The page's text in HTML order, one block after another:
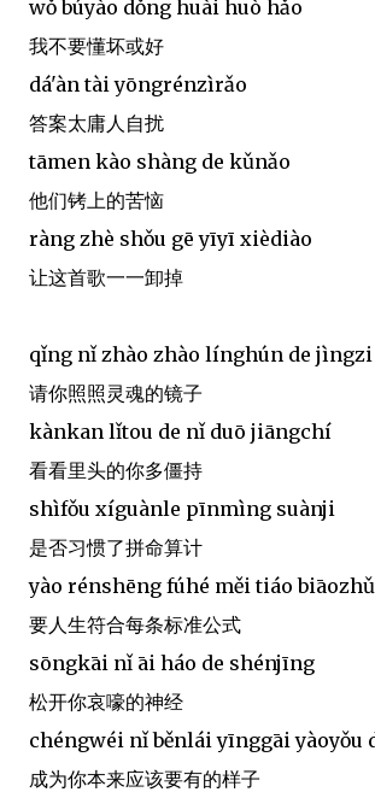
wǒ búyào dǒng huài huò hǎo
我不要懂坏或好
dá'àn tài yōngrénzìrǎo
答案太庸人自扰
tāmen kào shàng de kǔnǎo
他们铐上的苦恼
ràng zhè shǒu gē yīyī xièdiào
让这首歌一一卸掉
qǐng nǐ zhào zhào línghún de jìngzi
请你照照灵魂的镜子
kànkan lǐtou de nǐ duō jiāngchí
看看里头的你多僵持
shìfǒu xíguànle pīnmìng suànji
是否习惯了拼命算计
yào rénshēng fúhé měi tiáo
要人生符合每条标准公式
sōngkāi nǐ āi háo de shénjīng
松开你哀嚎的神经
chéngwéi nǐ běnlái yīnggāi yàoyǒu
成为你本来应该要有的样子